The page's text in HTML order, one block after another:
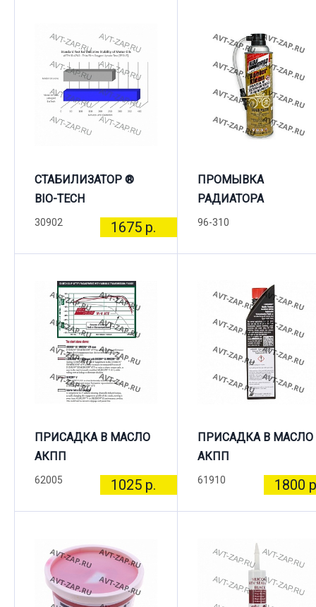
СТАБИЛИЗАТОР ®
BIO-TECH
30902 1675 р.
ПРОМЫВКА
РАДИАТОРА
96-310
ПРИСАДКА В МАСЛО
АКПП
62005 1025 р.
ПРИСАДКА В МАСЛО
АКПП
61910 1800